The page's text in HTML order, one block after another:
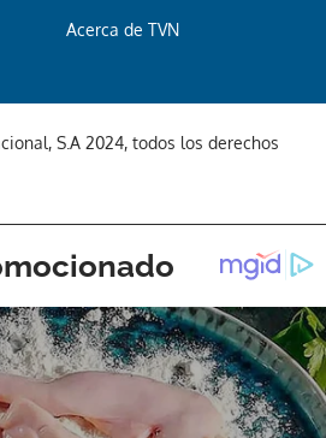
Acerca de TVN
S.A 2024, todos los derechos